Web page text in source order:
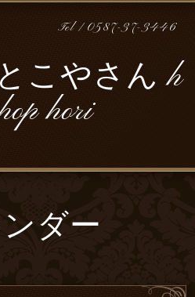
Tel / 0587-37-3446
こやさん h
hori
ダー